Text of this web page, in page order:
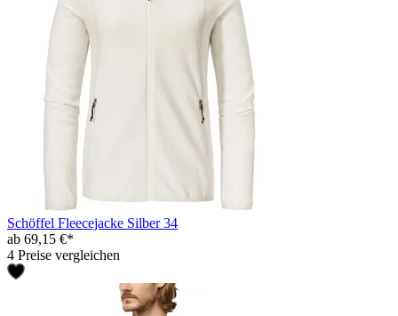
Schöffel Fleecejacke Silber 34
ab 69,15 €*
4 Preise vergleichen